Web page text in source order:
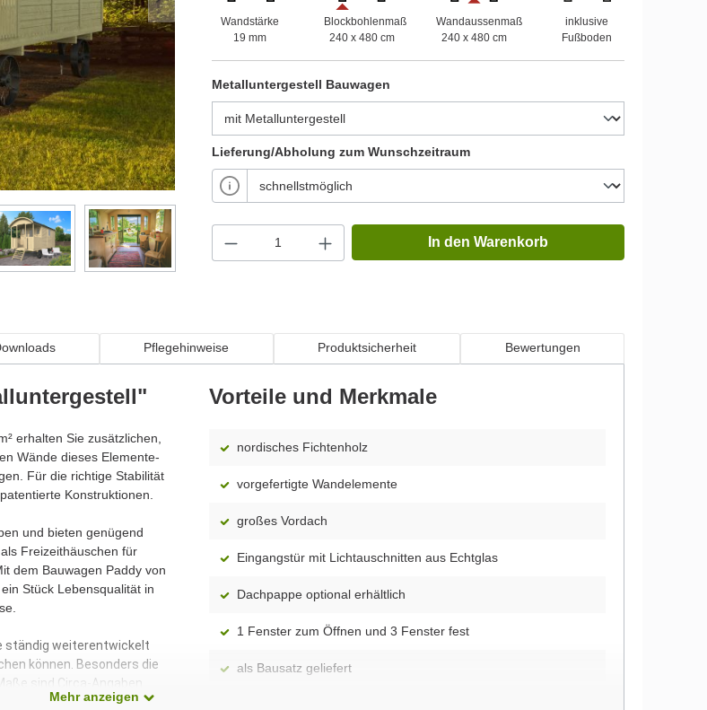
Wandstärke
19 mm
Blockbohlenmaß
240 x 480 cm
Wandaussenmaß
240 x 480 cm
inklusive
Fußboden
Metalluntergestell Bauwagen
Lieferung/Abholung zum Wunschzeitraum
In den Warenkorb
Pflegehinweise Produktsicherheit Bewertungen
erhalten Sie zusätzlichen,
Wände dieses Elemente-
Für die richtige Stabilität
Konstruktionen.
und bieten genügend
Freizeithäuschen für
dem Bauwagen Paddy von
Stück Lebensqualität in
ständig weiterentwickelt
können. Besonders die
sind Circa-Angaben.
Vorteile und Merkmale
nordisches Fichtenholz
vorgefertigte Wandelemente
großes Vordach
Eingangstür mit Lichtauschnitten aus Echtglas
Dachpappe optional erhältlich
1 Fenster zum Öffnen und 3 Fenster fest
als Bausatz geliefert
Mehr anzeigen